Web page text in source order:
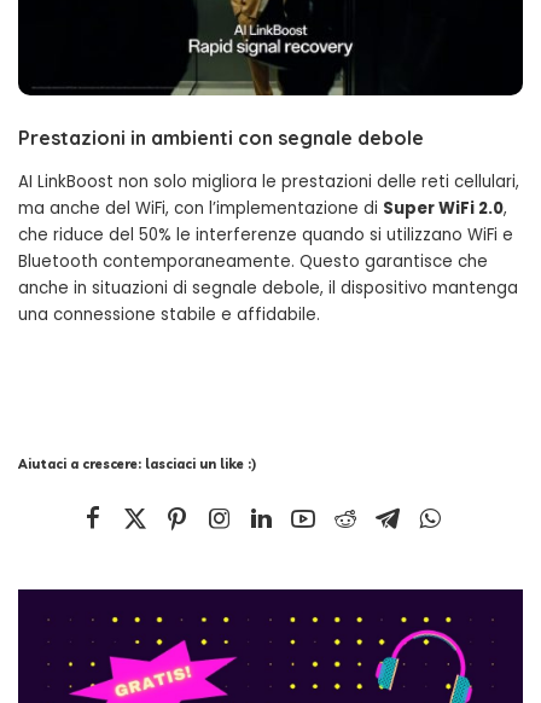
Prestazioni in ambienti con segnale debole
AI LinkBoost non solo migliora le prestazioni delle reti cellulari,
ma anche del WiFi, con l’implementazione di Super WiFi 2.0,
che riduce del 50% le interferenze quando si utilizzano WiFi e
Bluetooth contemporaneamente. Questo garantisce che
anche in situazioni di segnale debole, il dispositivo mantenga
una connessione stabile e affidabile.
Aiutaci a crescere: lasciaci un like :)